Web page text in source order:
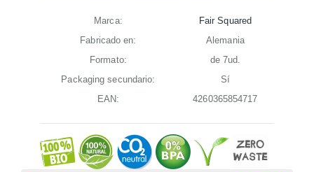
Marca:
Fair Squared
Fabricado en:
Alemania
Formato:
de 7ud.
Packaging secundario:
Sí
EAN:
4260365854717